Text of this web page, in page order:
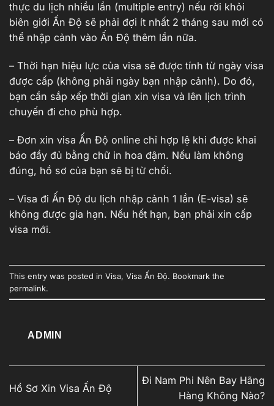
thực du lịch nhiều lần (multiple entry) nếu rời khỏi
biên giới Ấn Độ sẽ phải đợi ít nhất 2 tháng sau mới có
thể nhập cảnh vào Ấn Độ thêm lần nữa.
– Thời hạn hiệu lực của visa sẽ được tính từ ngày visa
được cấp (không phải ngày bạn nhập cảnh). Do đó,
bạn cần sắp xếp thời gian xin visa và lên lịch trình
chuyến đi cho phù hợp.
– Đơn xin visa Ấn Độ online chỉ hợp lệ khi được khai
báo đầy đủ bằng chữ in hoa đậm. Nếu làm không
đúng, hồ sơ của bạn sẽ bị từ chối.
– Visa đi Ấn Độ du lịch nhập cảnh 1 lần (E-visa) sẽ
không được gia hạn. Nếu hết hạn, bạn phải xin cấp
visa mới.
This entry was posted in Visa, Visa Ấn Độ. Bookmark the
permalink.
ADMIN
Hồ Sơ Xin Visa Ấn Độ
Đi Nam Phi Nên Bay Hãng
Hàng Không Nào?